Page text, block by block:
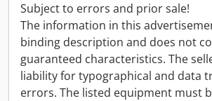
Subject to errors and prior sale!
The information in this
binding description and does not
guaranteed characteristics. The
liability for typographical and data
errors. The listed equipment must